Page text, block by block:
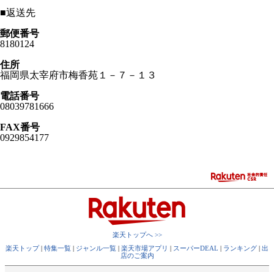
■返送先
郵便番号
8180124
住所
福岡県太宰府市梅香苑１－７－１３
電話番号
08039781666
FAX番号
0929854177
楽天トップへ >>
楽天トップ| 特集一覧 | ジャンル一覧 | 楽天市場アプリ | スーパーDEAL | ランキング | 出
店のご案内